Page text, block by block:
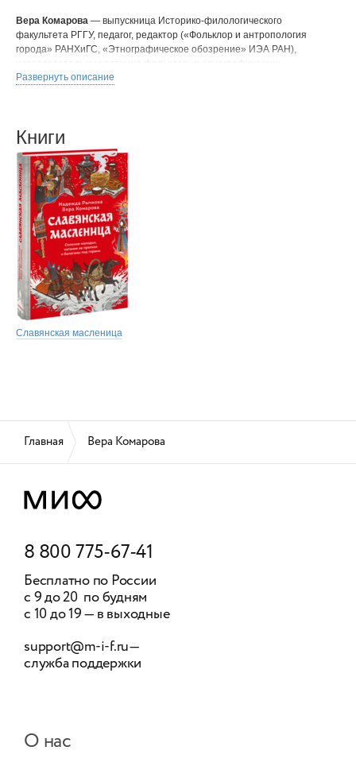
Вера Комарова — выпускница Историко-филологического
факультета РГГУ, педагог, редактор («Фольклор и антропология
города» РАНХиГС, «Этнографическое обозрение» ИЭА РАН),
экспедиций.
Развернуть описание
Книги
Славянская масленица
Главная Вера Комарова
8 800 775-67-41
Бесплатно по России
с 9 до 20 по будням
с 10 до 19 — в выходные
support@m-i-f.ru—
служба поддержки
О нас